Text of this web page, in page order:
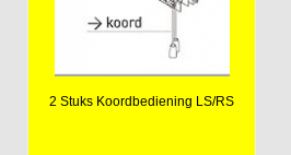
2 Stuks Koordbediening LS/RS